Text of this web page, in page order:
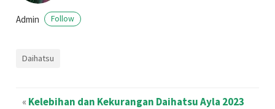
Admin Follow
Daihatsu
«Kelebihan dan Kekurangan Daihatsu Ayla 2023